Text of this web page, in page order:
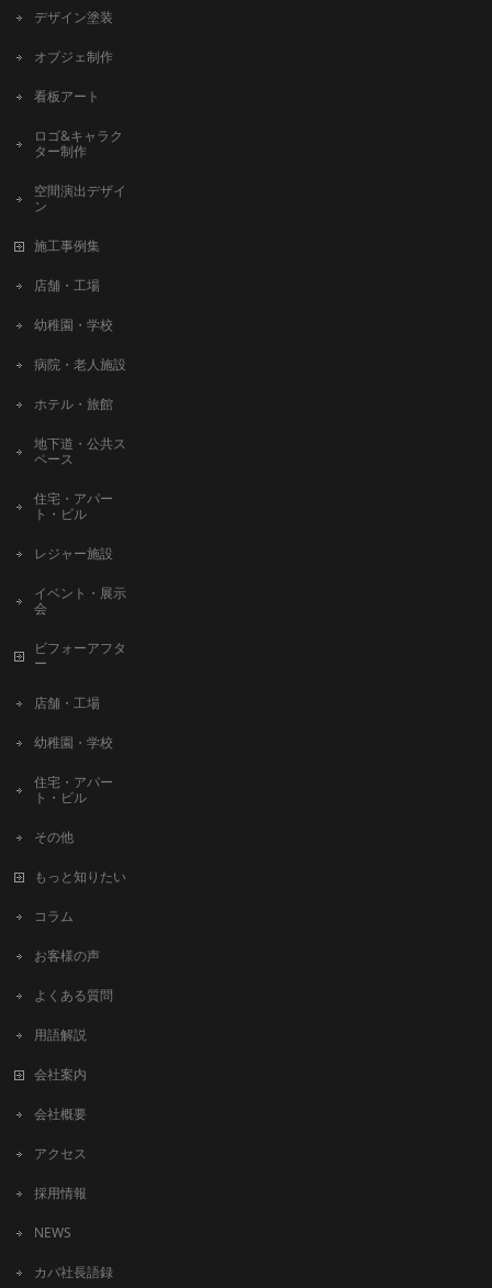
デザイン塗装
オブジェ制作
看板アート
ロゴ&キャラク
ター制作
空間演出デザイ
ン
施工事例集
店舗・工場
幼稚園・学校
病院・老人施設
ホテル・旅館
地下道・公共ス
ペース
住宅・アパー
ト・ビル
レジャー施設
イベント・展示
会
ビフォーアフタ
ー
店舗・工場
幼稚園・学校
住宅・アパー
ト・ビル
その他
もっと知りたい
コラム
お客様の声
よくある質問
用語解説
会社案内
会社概要
アクセス
採用情報
NEWS
カバ社長語録